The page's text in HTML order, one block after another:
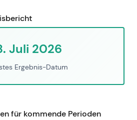
Juli 2026
Ergebnis-Datum
für kommende Perioden